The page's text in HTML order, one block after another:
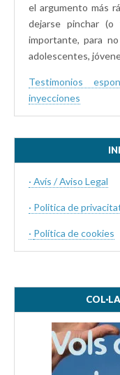
el argumento más
dejarse pinchar (o
importante, para
adolescentes,
Testimonios
inyecciones
· Avís / Aviso Legal
· Politica de
· Política de cookies